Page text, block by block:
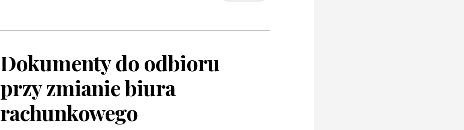
Dokumenty do odbioru
przy zmianie biura
rachunkowego